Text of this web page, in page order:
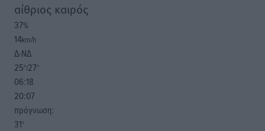
αίθριος καιρός
37%
14km/h
Δ-ΝΔ
25°/27°
06:18
20:07
πρόγνωση:
31°